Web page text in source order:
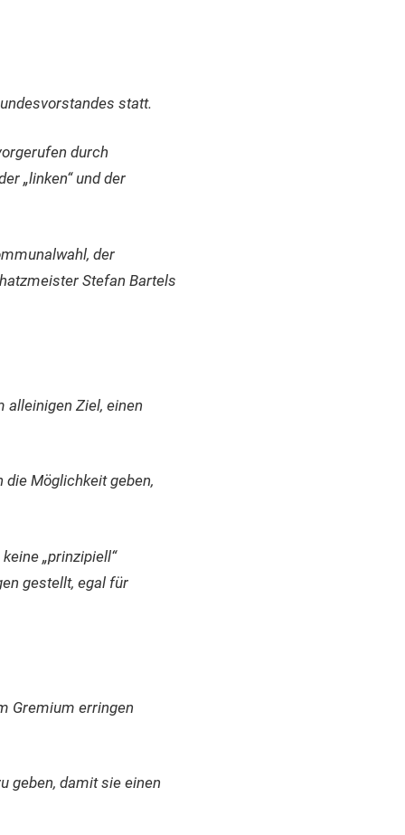
statt.
durch
„linken“ und der
der
Stefan Bartels
alleinigen Ziel, einen
Möglichkeit geben,
„prinzipiell“
gestellt, egal für
Gremium erringen
geben, damit sie einen